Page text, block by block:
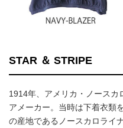
STAR ＆ STRIPE
1914年、アメリカ・ノースカ
アメーカー。当時は下着衣類
の産地であるノースカロライ